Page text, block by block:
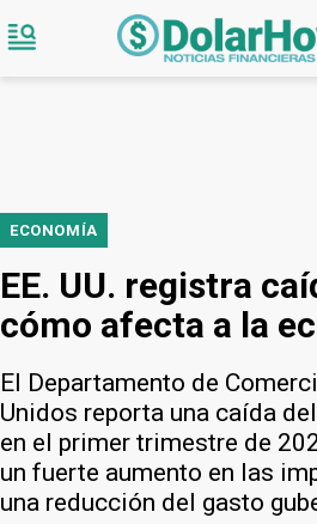
ECONOMÍA
EE. UU. registra
cómo afecta a la
El Departamento de
Unidos reporta una caída
en el primer trimestre de
un fuerte aumento en las
una reducción del gasto